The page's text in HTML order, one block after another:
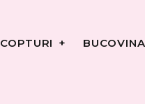
COPTURI